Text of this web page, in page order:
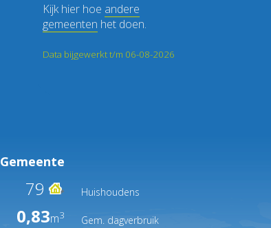
Kijk hier hoe andere
gemeenten het doen.
Data bijgewerkt t/m 06-08-2026
Gemeente
79 Huishoudens
0,83m3 Gem. dagverbruik